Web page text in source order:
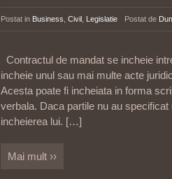
Postat in Business Civil Legislatie Postat de
Contractul de mandat se incheie
incheie unul sau mai multe acte
Acesta poate fi incheiata in forma
verbala. Daca partile nu au
incheierea lui. […]
Mai mult ››